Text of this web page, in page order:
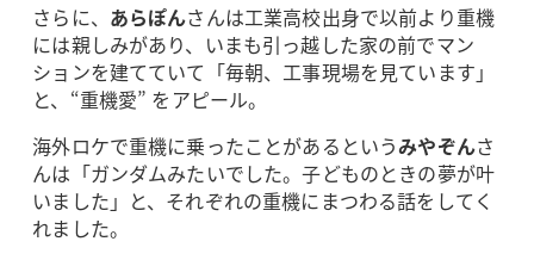
さらに、 あらぽんさんは工業高校出身で以前より重機
には親しみがあり、いまも引っ越した家の前でマン
ションを建てていて「毎朝、工事現場を見ています」
と、“重機愛” をアピール。
海外ロケで重機に乗ったことがあるというみやぞんさ
んは「ガンダムみたいでした。子どものときの夢が叶
いました」と、それぞれの重機にまつわる話をしてく
れました。